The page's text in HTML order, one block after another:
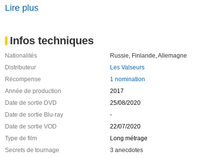
Lire plus
Infos techniques
Nationalités Russie, Finlande,Allemagne
Distributeur
Les Valseurs
Récompense
1 nomination
Année de production
2017
Date de sortie DVD
25/08/2020
Date de sortie Blu-ray
-
Date de sortie VOD
22/07/2020
Type de film
Long métrage
Secrets de tournage
3 anecdotes